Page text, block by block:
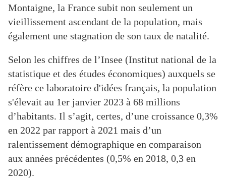
Montaigne, la France subit non seulement un
vieillissement ascendant de la population, mais
également une stagnation de son taux de natalité.
Selon les chiffres de l’Insee (Institut national de la
statistique et des études économiques) auxquels se
réfère ce laboratoire d'idées français, la population
s'élevait au 1er janvier 2023 à 68 millions
d’habitants. Il s’agit, certes, d’une croissance 0,3%
en 2022 par rapport à 2021 mais d’un
ralentissement démographique en comparaison
aux années précédentes (0,5% en 2018, 0,3 en
2020).